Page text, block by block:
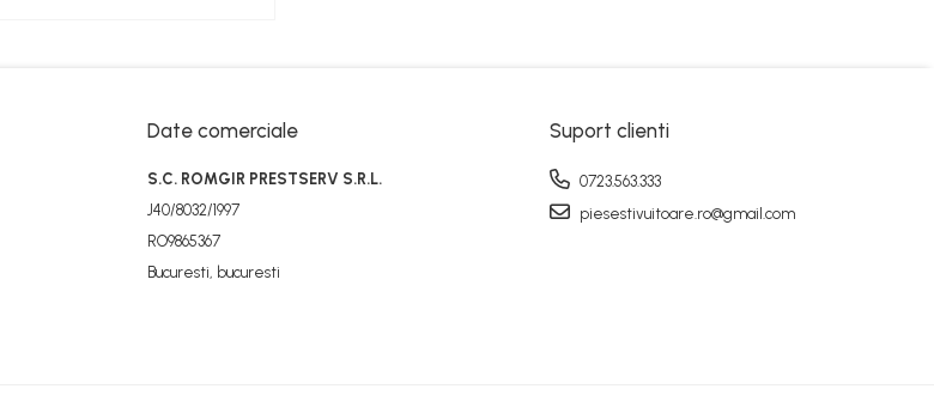
Date comerciale
S.C. ROMGIR PRESTSERV S.R.L.
J40/8032/1997
RO9865367
Bucuresti, bucuresti
Suport clienti
0723.563.333
piesestivuitoare.ro@gmail.com